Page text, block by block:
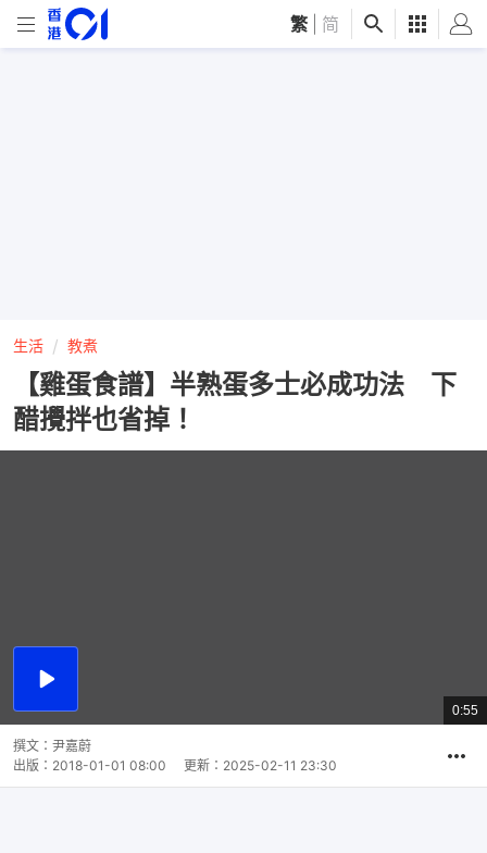
繁 简
生活 教煮
【雞蛋食譜】半熟蛋多士必成功法 下
醋攪拌也省掉！
播
總
共
0:55
撰文： 尹嘉蔚
出版： 2018-01-01 08:00 更新： 2025-02-11 23:30